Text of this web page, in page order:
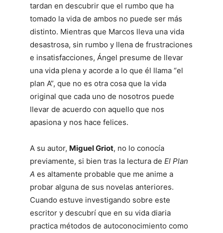
tardan en descubrir que el rumbo que ha
tomado la vida de ambos no puede ser más
distinto. Mientras que Marcos lleva una vida
desastrosa, sin rumbo y llena de frustraciones
e insatisfacciones, Ángel presume de llevar
una vida plena y acorde a lo que él llama “el
plan A”, que no es otra cosa que la vida
original que cada uno de nosotros puede
llevar de acuerdo con aquello que nos
apasiona y nos hace felices.
A su autor, Miguel Griot, no lo conocía
previamente, si bien tras la lectura de El Plan
A es altamente probable que me anime a
probar alguna de sus novelas anteriores.
Cuando estuve investigando sobre este
escritor y descubrí que en su vida diaria
practica métodos de autoconocimiento como